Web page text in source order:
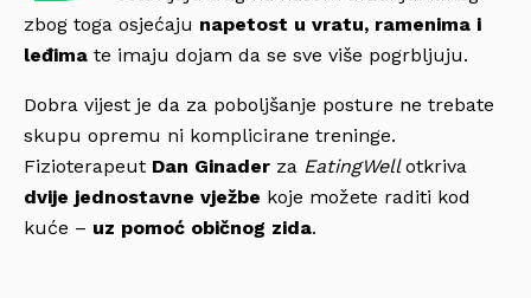
zbog toga osjećaju napetost u vratu, ramenima i
leđima te imaju dojam da se sve više pogrbljuju.
Dobra vijest je da za poboljšanje posture ne trebate
skupu opremu ni komplicirane treninge.
Fizioterapeut Dan Ginader za EatingWellotkriva
dvije jednostavne vježbe koje možete raditi kod
kuće – uz pomoć običnog zida.